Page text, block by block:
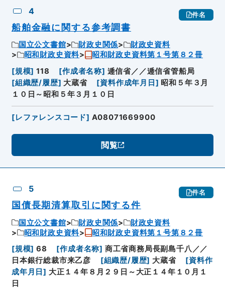
4 件名
船舶金融に関する参考調書
国立公文書館 財政史関係
財政史資料
昭和財政史資料
昭和財政史資料第１号第８２冊
[規模] 118 [作成者名称] 逓信省／／逓信省管船局
[組織歴/履歴] 大蔵省 [資料作成年月日 ] 昭和５年３月
１０日～昭和５年３月１０日
[レファレンスコード] A08071669900
閲覧
5 件名
国債長期清算取引に関する件
国立公文書館 財政史関係
財政史資料
昭和財政史資料
昭和財政史資料第１号第８２冊
[規模] 68 [作成者名称] 商工省商務局長副島千八／／
日本銀行総裁市来乙彦
[組織歴/履歴] 大蔵省 [資料作
成年月日] 大正１４年８月２９日～大正１４年１０月１
日